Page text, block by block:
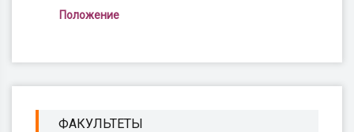
Положение
ФАКУЛЬТЕТЫ